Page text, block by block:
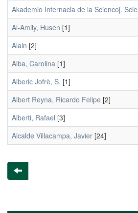
Akademio Internacia de la Sciencoj.
Al-Amily, Husen [1]
Alain [2]
Alba, Carolina [1]
Alberic Jofrè, S. [1]
Albert Reyna, Ricardo Felipe [2]
Alberti, Rafael [3]
Alcalde Villacampa, Javier [24]